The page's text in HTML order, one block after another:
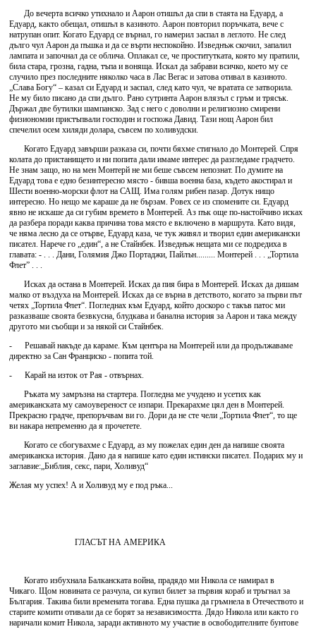
До вечерта всичко утихнало и Аарон отишъл да спи в стаята на Едуард, а
Едуард, както обещал, отишъл в казиното. Аарон повторил поръчката, вече с
натрупан опит. Когато Едуард се върнал, го намерил заспал в леглото. Не след
дълго чул Аарон да пъшка и да се върти неспокойно. Изведнъж скочил, запалил
лампата и започнал да се облича. Оплакал се, че проститутката, която му пратили,
била стара, грозна, гадна, тъпа и воняща. Искал да забрави всичко, което му се
случило през последните няколко часа в Лас Вегас и затова отивал в казиното.
„Слава Богу“ – казал си Едуард и заспал, след като чул, че вратата се затворила.
Не му било писано да спи дълго. Рано сутринта Аарон влязъл с гръм и трясък.
Държал две бутилки шампанско. Зад с него с доволни и религиозно смирени
физиономии пристъпвали господин и госпожа Давид. Тази нощ Аарон бил
спечелил осем хиляди долара, съвсем по холивудски.
Когато Едуард завърши разказа си, почти бяхме стигнало до Монтерей. Спря
колата до пристанището и ни попита дали имаме интерес да разгледаме градчето.
Не знам защо, но на мен Монтерй не ми беше съвсем непознат. По думите на
Едуард това е едно безинтересно място - бивша военна база, където акостирал и
Шести военно-морски флот на САЩ. Има голям рибен пазар. Дотук нищо
интересно. Но нещо ме караше да не бързам. Ровех се из спомените си. Едуард
явно не искаше да си губим времето в Монтерей. Аз пък още по-настойчиво исках
да разбера поради каква причина това място е включено в маршрута. Като видя,
че няма лесно да се отърве, Едуард каза, че тук живял и творил един американски
писател. Нарече го „един“, а не Стайнбек. Изведнъж нещата ми се подредиха в
главата: - . . . Дани, Голямия Джо Портаджи, Пайлън......... Монтерей . . . „Тортила
Флет” . . .
Исках да остана в Монтерей. Исках да пия бира в Монтерей. Исках да дишам
малко от въздуха на Монтерей. Исках да се върна в детството, когато за първи път
четях „Тортила Флет“. Погледнах към Едуард, който доскоро с такъв патос ми
разказваше своята безвкусна, блудкава и банална история за Аарон и така между
другото ми съобщи и за някой си Стайнбек.
- Решавай накъде да караме. Към центъра на Монтерей или да продължаваме
директно за Сан Франциско - попита той.
- Карай на изток от Рая - отвърнах.
Ръката му замръзна на стартера. Погледна ме учудено и усетих как
американската му самоувереност се изпари. Прекарахме цял ден в Монтерей.
Прекрасно градче, препоръчвам ви го. Дори да не сте чели „Тортила Флет“, то ще
ви накара непременно да я прочетете.
Когато се сбогувахме с Едуард, аз му пожелах един ден да напише своята
американска история. Дано да я напише като един истински писател. Подарих му и
заглавие:„Библия, секс, пари, Холивуд“
Желая му успех! А и Холивуд му е под ръка...
ГЛАСЪТ НА АМЕРИКА
Когато избухнала Балканската война, прадядо ми Никола се намирал в
Чикаго. Щом новината се разчула, си купил билет за първия кораб и тръгнал за
България. Такива били времената тогава. Една пушка да гръмнела в Отечеството и
старите комити отивали да се борят за независимостта. Дядо Никола или както го
наричали комит Никола, заради активното му участие в освободителните бунтове